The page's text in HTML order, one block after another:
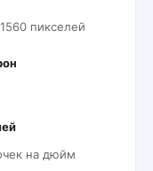
пикселей
на дюйм